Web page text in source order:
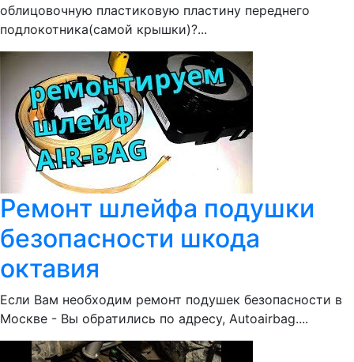
облицовочную пластиковую пластину переднего
подлокотника(самой крышки)?...
Ремонт шлейфа подушки
безопасности шкода
октавия
Если Вам необходим ремонт подушек безопасности в
Москве - Вы обратились по адресу, Autoairbag....